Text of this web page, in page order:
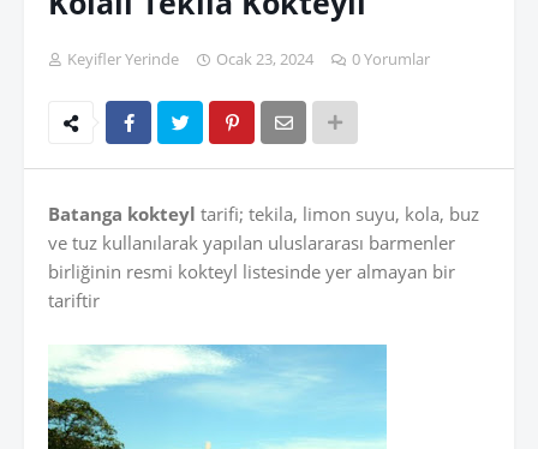
Keyifler Yerinde Ocak 23, 2024 0 Yorumlar
Batanga kokteyl tarifi; tekila, limon suyu, kola, buz
ve tuz kullanılarak yapılan uluslararası barmenler
birliğinin resmi kokteyl listesinde yer almayan bir
tariftir